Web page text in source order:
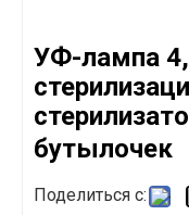
УФ-лампа
бутылочек
Поделиться с: